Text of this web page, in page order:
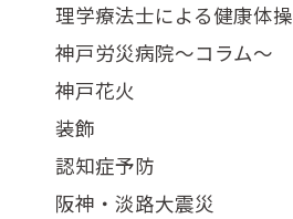
理学療法士による健康体操
神戸労災病院～コラム～
神戸花火
装飾
認知症予防
阪神・淡路大震災